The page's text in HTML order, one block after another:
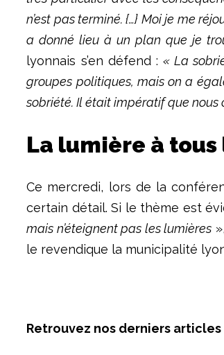
n’est pas terminé. {…} Moi je me
a donné lieu à un plan que je
lyonnais s’en défend : « La
groupes politiques, mais on a
sobriété. Il était impératif que nous
La lumière à tous
Ce mercredi, lors de la
certain détail. Si le thème est
mais n’éteignent pas les lumières
le revendique la municipalité
Retrouvez nos derniers articles